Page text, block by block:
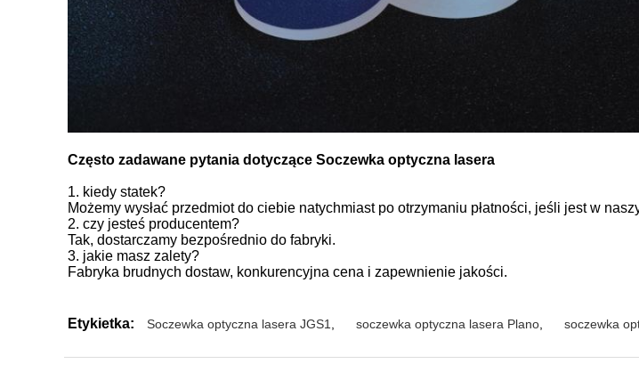
Często zadawane pytania dotyczące Soczewka optyczna lasera
1. kiedy statek?
Możemy wysłać przedmiot do ciebie natychmiast po otrzymaniu płatności, jeśli jest w
2. czy jesteś producentem?
Tak, dostarczamy bezpośrednio do fabryki.
3. jakie masz zalety?
Fabryka brudnych dostaw, konkurencyjna cena i zapewnienie jakości.
Etykietka: Soczewka optyczna lasera JGS1 soczewka optyczna lasera Plano soczewka